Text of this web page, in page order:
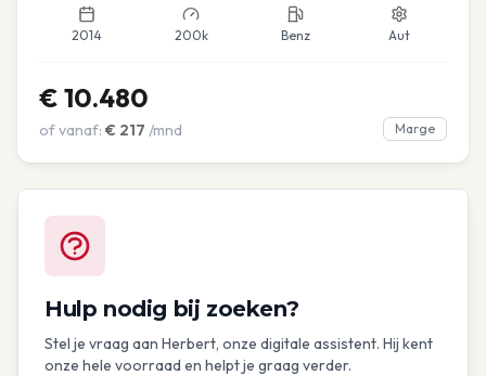
2014 200k Benz Aut
€ 10.480
of vanaf: € 217 /mnd Marge
Hulp nodig bij zoeken?
Stel je vraag aan Herbert, onze digitale assistent. Hij kent
onze hele voorraad en helpt je graag verder.